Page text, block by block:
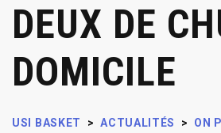
DEUX DE
DOMICILE
USI BASKET > ACTUALITÉS >
ON